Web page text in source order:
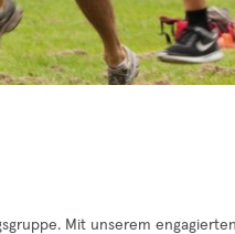
Mit unserem